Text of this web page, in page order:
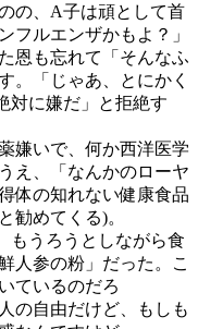
の、A子は頑として首
フルエンザかもよ？」
恩も忘れて「そんなふ
。「じゃあ、とにかく
対に嫌だ」と拒絶す
嫌いで、何か西洋医学
え、「なんかのローヤ
体の知れない健康食品
勧めてくる)。
うろうとしながら食
人参の粉」だった。こ
ているのだろ
自由だけど、もしも